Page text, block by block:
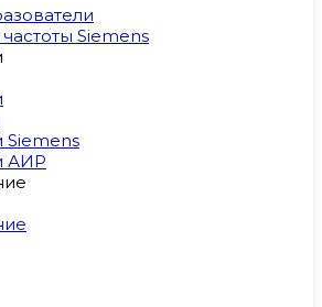
Siemens
Siemens
АИР